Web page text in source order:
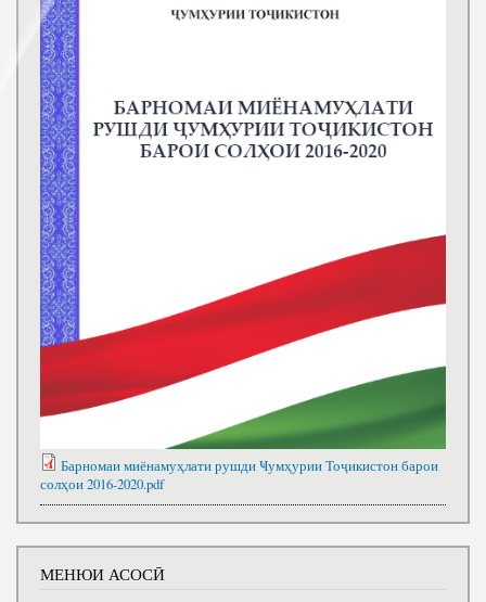
Барномаи миёнамуҳлати рушди Ҹумҳурии Тоҷикистон барои
солҳои 2016-2020.pdf
МЕНЮИ АСОСӢ